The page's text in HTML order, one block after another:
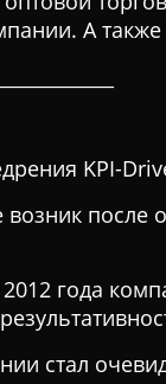
А
KPI-
после
года
стал